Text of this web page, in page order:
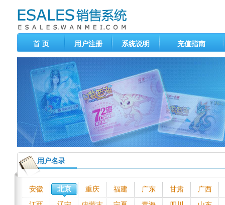
首 页 用户注册 系统说明 充值指南
用户名录
安徽 北京 重庆 福建 广东 甘肃 广西